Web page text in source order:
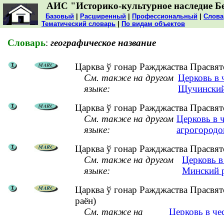
АИС "Историко-культурное наследие
Базовый Расширенный Профессиональный
Тематический словарь
По видам объектов
Словарь: географическое название
Царква ў гонар Ражджаства
См. также на другом
языке:
Церковь в
Царква ў гонар Ражджаства
См. также на другом
языке:
Церковь в
Царква ў гонар Ражджаства
См. также на другом
языке:
Церковь
Минский
Царква ў гонар Ражджаства
раён)
См. также на
Церковь в